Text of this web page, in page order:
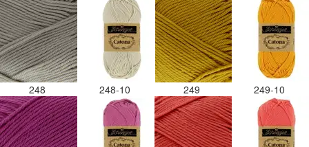
248 248-10 249 249-10